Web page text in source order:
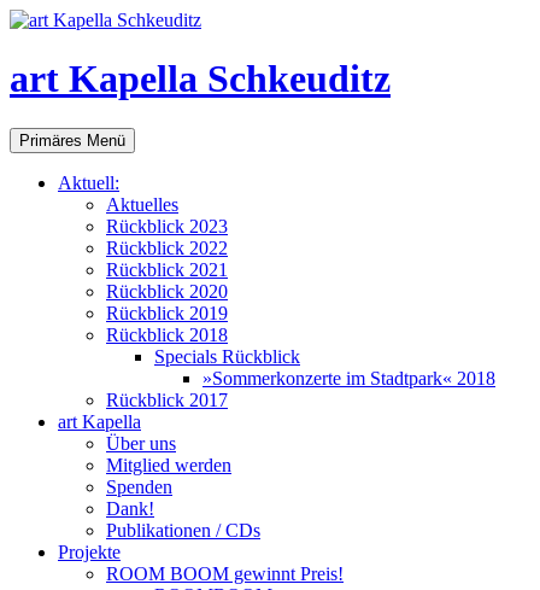
art Kapella Schkeuditz
Suchen
Primäres Menü Zum
Inhalt
Aktuell:
Aktuelles
Rückblick 2023
Rückblick 2022
Rückblick 2021
Rückblick 2020
Rückblick 2019
Rückblick 2018
Specials Rückblick
»Sommerkonzerte im Stadtpark« 2018
Rückblick 2017
art Kapella
Über uns
Mitglied werden
Spenden
Dank!
Publikationen / CDs
Projekte
ROOM BOOM gewinnt Preis!